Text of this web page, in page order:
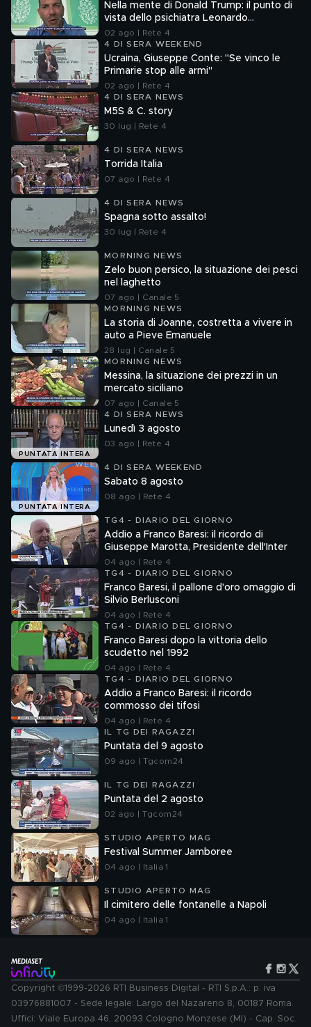
Nella mente di Donald Trump: il punto di
vista dello psichiatra Leonardo
Mendolicchio
02 ago | Rete 4
4 DI SERA WEEKEND
Ucraina, Giuseppe Conte: "Se vinco le
Primarie stop alle armi"
02 ago | Rete 4
4 DI SERA NEWS
M5S & C. story
30 lug | Rete 4
4 DI SERA NEWS
Torrida Italia
07 ago | Rete 4
4 DI SERA NEWS
Spagna sotto assalto!
30 lug | Rete 4
MORNING NEWS
Zelo buon persico, la situazione dei pesci
nel laghetto
07 ago | Canale 5
MORNING NEWS
La storia di Joanne, costretta a vivere in
auto a Pieve Emanuele
28 lug | Canale 5
MORNING NEWS
Messina, la situazione dei prezzi in un
mercato siciliano
07 ago | Canale 5
PUNTATA INTERA
4 DI SERA NEWS
Lunedì 3 agosto
03 ago | Rete 4
PUNTATA INTERA
4 DI SERA WEEKEND
Sabato 8 agosto
08 ago | Rete 4
TG4 - DIARIO DEL GIORNO
Addio a Franco Baresi: il ricordo di
Giuseppe Marotta, Presidente dell'Inter
04 ago | Rete 4
TG4 - DIARIO DEL GIORNO
Franco Baresi, il pallone d'oro omaggio di
Silvio Berlusconi
04 ago | Rete 4
TG4 - DIARIO DEL GIORNO
Franco Baresi dopo la vittoria dello
scudetto nel 1992
04 ago | Rete 4
TG4 - DIARIO DEL GIORNO
Addio a Franco Baresi: il ricordo
commosso dei tifosi
04 ago | Rete 4
IL TG DEI RAGAZZI
Puntata del 9 agosto
09 ago | Tgcom24
IL TG DEI RAGAZZI
Puntata del 2 agosto
02 ago | Tgcom24
STUDIO APERTO MAG
Festival Summer Jamboree
04 ago | Italia 1
STUDIO APERTO MAG
Il cimitero delle fontanelle a Napoli
04 ago | Italia 1
Copyright ©1999-2026 RTI Business Digital - RTI S.p.A.: p. iva
03976881007 - Sede legale: Largo del Nazareno 8, 00187 Roma.
Uffici: Viale Europa 46, 20093 Cologno Monzese (MI) - Cap. Soc.